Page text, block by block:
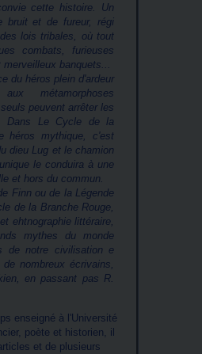
cette histoire. Un
bruit et de fureur, régi
lois tribales, où tout
combats, furieuses
banquets...
du héros plein d'ardeur
métamorphoses
peuvent arrêter les
Dans Le Cycle de la
héros mythique, c'est
dieu Lug et le chamion
le conduira à une
et hors du commun.
Finn ou de la Légende
de la Branche Rouge,
ehtnographie littéraire,
mythes du monde
de notre civilisation e
nombreux écrivains,
en passant pas R.
enseigné à l'Université
poète et historien, il
et de plusieurs